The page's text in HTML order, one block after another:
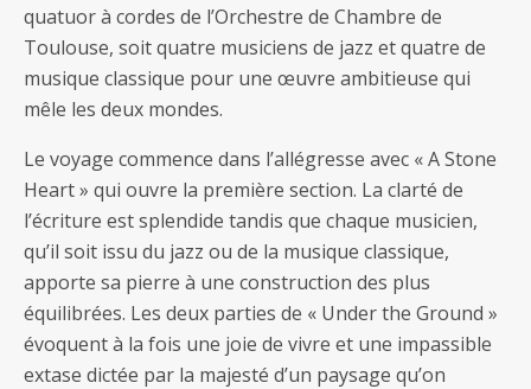
quatuor à cordes de l’Orchestre de Chambre de
Toulouse, soit quatre musiciens de jazz et quatre de
musique classique pour une œuvre ambitieuse qui
mêle les deux mondes.
Le voyage commence dans l’allégresse avec « A Stone
Heart » qui ouvre la première section. La clarté de
l’écriture est splendide tandis que chaque musicien,
qu’il soit issu du jazz ou de la musique classique,
apporte sa pierre à une construction des plus
équilibrées. Les deux parties de « Under the Ground »
évoquent à la fois une joie de vivre et une impassible
extase dictée par la majesté d’un paysage qu’on